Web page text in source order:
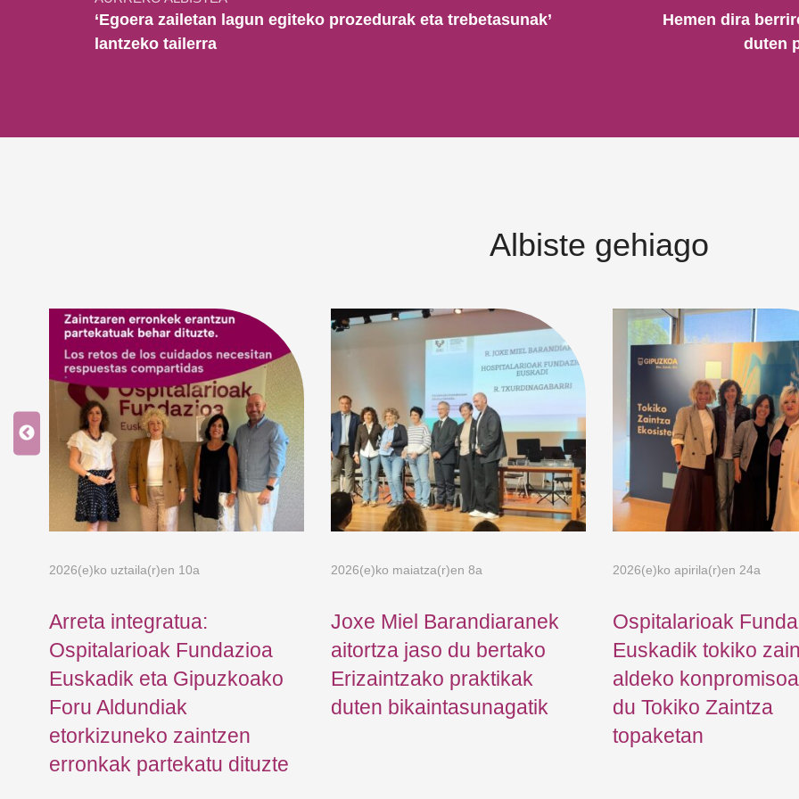
‘Egoera zailetan lagun egiteko prozedurak eta trebetasunak’
lantzeko tailerra
Hemen dira
duten
Albiste gehiago
2026(e)ko uztaila(r)en 10a
Arreta integratua:
Ospitalarioak Fundazioa
Euskadik eta Gipuzkoako
Foru Aldundiak
etorkizuneko zaintzen
erronkak partekatu dituzte
2026(e)ko maiatza(r)en 8a
Joxe Miel Barandiaranek
aitortza jaso du bertako
Erizaintzako praktikak
duten bikaintasunagatik
2026(e)ko apirila(r)en 24a
Ospitalarioak
Euskadik tokiko
aldeko
du Tokiko Zaintza
topaketan